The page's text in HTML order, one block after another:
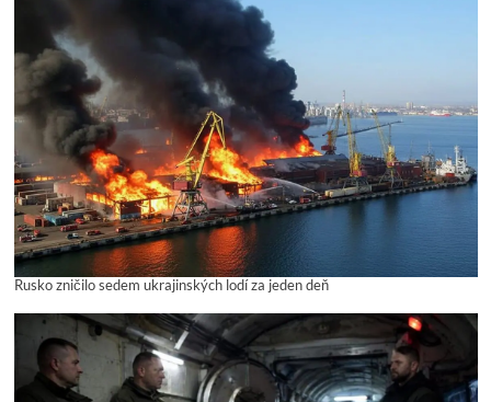
Rusko zničilo sedem ukrajinských lodí za jeden deň